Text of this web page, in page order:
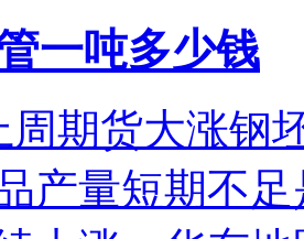
一吨多少钱
周期货大涨钢
产量短期不